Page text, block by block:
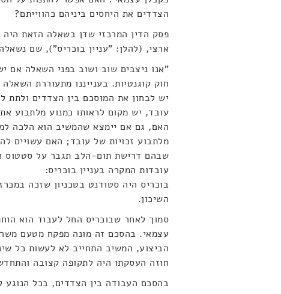
הצדדים את היחסים ביניהם כהווייתם?
ארצי, (להלן: "עניין בוכריס"), שם
"אנו ניצבים שוב ושוב בפני השאלה אם
חוק קוגנטיות. בענייננו מתעוררת
יש לבחון את המוסכם בין הצדדים
עובד, יש מקום לראותו כמנוע מלתבוע
האם, גם אם יימצא שהמשיב הוא הלכה
מלתבוע זכויות של עובד; האם עשויים
שבהם דרישת תום-הלב תגבר על סטטוס
עובדות המקרה בעניין בוכריס:
בוכריס היה סטודנט בטכניון שזכה
השיכון.
סמוך לאחר שבוכריס החל לעבוד הוא
עצמאי. בהסכם זה מונה מפקח מטעם
הביצוע, המשיב התחייב לא לעשות כל
חוזה העסקתו היה לתקופה קצובה
בהסכם העבודה בין הצדדים, בכל הנוגע